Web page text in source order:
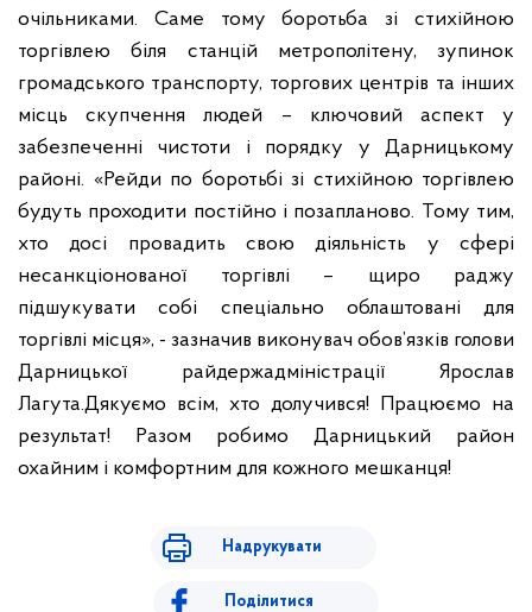
очільниками. Саме тому боротьба зі стихійною
торгівлею біля станцій метрополітену, зупинок
громадського транспорту, торгових центрів та інших
місць скупчення людей – ключовий аспект у
забезпеченні чистоти і порядку у Дарницькому
районі. «Рейди по боротьбі зі стихійною торгівлею
будуть проходити постійно і позапланово. Тому тим,
хто досі провадить свою діяльність у сфері
несанкціонованої торгівлі – щиро раджу
підшукувати собі спеціально облаштовані для
торгівлі місця», - зазначив виконувач обов’язків голови
Дарницької райдержадміністрації Ярослав
Лагута.Дякуємо всім, хто долучився! Працюємо на
результат! Разом робимо Дарницький район
охайним і комфортним для кожного мешканця!
Надрукувати
Поділитися